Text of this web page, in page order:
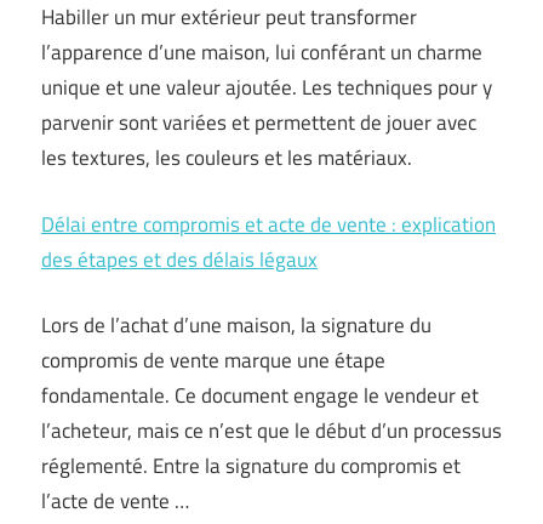
Habiller un mur extérieur peut transformer
l’apparence d’une maison, lui conférant un charme
unique et une valeur ajoutée. Les techniques pour y
parvenir sont variées et permettent de jouer avec
les textures, les couleurs et les matériaux.
Délai entre compromis et acte de vente : explication
des étapes et des délais légaux
Lors de l’achat d’une maison, la signature du
compromis de vente marque une étape
fondamentale. Ce document engage le vendeur et
l’acheteur, mais ce n’est que le début d’un processus
réglementé. Entre la signature du compromis et
l’acte de vente …